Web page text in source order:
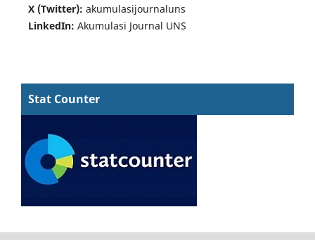
X (Twitter): akumulasijournaluns
LinkedIn: Akumulasi Journal UNS
Stat Counter